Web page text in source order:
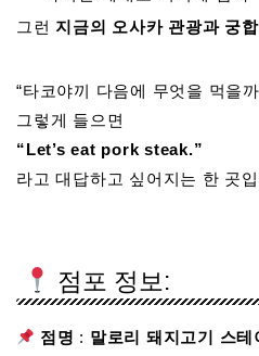
그런지금의 오사카 관광과 궁
“타코야끼 다음에 무엇을 먹을
그렇게 들으면
“Let’s eat pork steak.”
라고 대답하고 싶어지는 한 곳
점포 정보:
점명 : 말로리 돼지고기 스테